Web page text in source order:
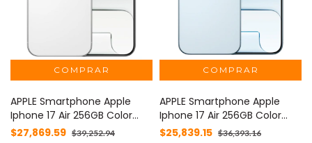
APPLE Smartphone Apple
Iphone 17 Air 256GB Color
Blanco MOD: IPHONE-17 AIR-
$27,869.59 $39,252.94
APPLE Smartphone Apple
Iphone 17 Air 256GB Color
Azul MOD: IPHONE-17 AIR-
$25,839.15 $36,393.16